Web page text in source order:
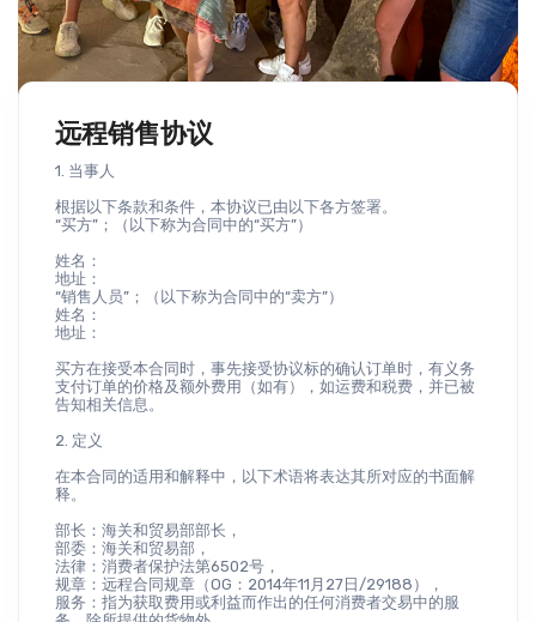
远程销售协议
1. 当事人
根据以下条款和条件，本协议已由以下各方签署。
“买方”；（以下称为合同中的“买方”）
姓名：
地址：
“销售人员”；（以下称为合同中的“卖方”）
姓名：
地址：
买方在接受本合同时，事先接受协议标的确认订单时，有义务
支付订单的价格及额外费用（如有），如运费和税费，并已被
告知相关信息。
2. 定义
在本合同的适用和解释中，以下术语将表达其所对应的书面解
释。
部长：海关和贸易部部长，
部委：海关和贸易部，
法律：消费者保护法第6502号，
规章：远程合同规章（OG：2014年11月27日/29188），
服务：指为获取费用或利益而作出的任何消费者交易中的服